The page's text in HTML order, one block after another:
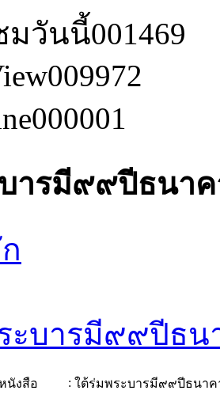
มวันนี้001469
009972
000001
บารมี๙๙ปีธน
ะบารมี๙๙ปีธ
นังสือ : ใต้ร่มพระบารมี๙๙ปีธนา